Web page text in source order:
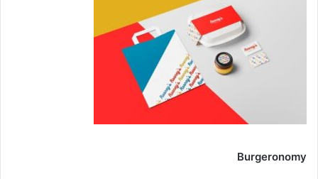
Burgeronomy